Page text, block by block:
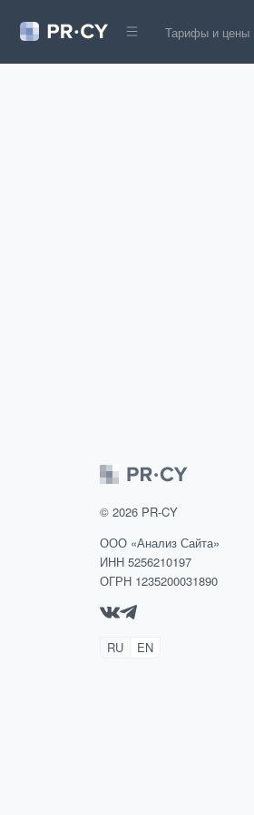
Тарифы и цены
© 2026 PR-CY
ООО «Анализ Сайта»
ИНН 5256210197
ОГРН 1235200031890
RU EN